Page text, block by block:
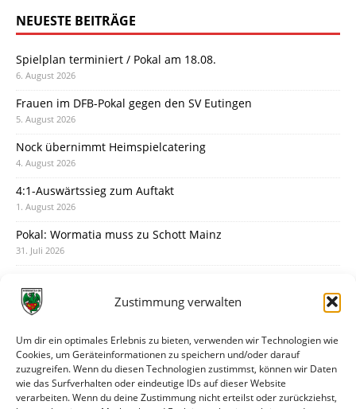
Zustimmung verwalten
Um dir ein optimales Erlebnis zu bieten, verwenden wir Technologien wie
Cookies, um Geräteinformationen zu speichern und/oder darauf
zuzugreifen. Wenn du diesen Technologien zustimmst, können wir Daten
wie das Surfverhalten oder eindeutige IDs auf dieser Website
verarbeiten. Wenn du deine Zustimmung nicht erteilst oder zurückziehst,
NEUESTE BEITRÄGE
Spielplan terminiert / Pokal am 18.08.
6. August 2026
Frauen im DFB-Pokal gegen den SV Eutingen
5. August 2026
Nock übernimmt Heimspielcatering
4. August 2026
4:1-Auswärtssieg zum Auftakt
1. August 2026
Pokal: Wormatia muss zu Schott Mainz
31. Juli 2026
30. Juli 2026
28. Juli 2026
Neuer Rückensponsor
28. Juli 2026